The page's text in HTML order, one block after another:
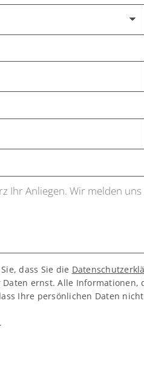
dass Sie die
ernst. Alle
Ihre persönlichen Daten